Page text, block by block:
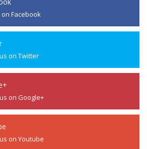
on Facebook
on Twitter
on Google+
on Youtube